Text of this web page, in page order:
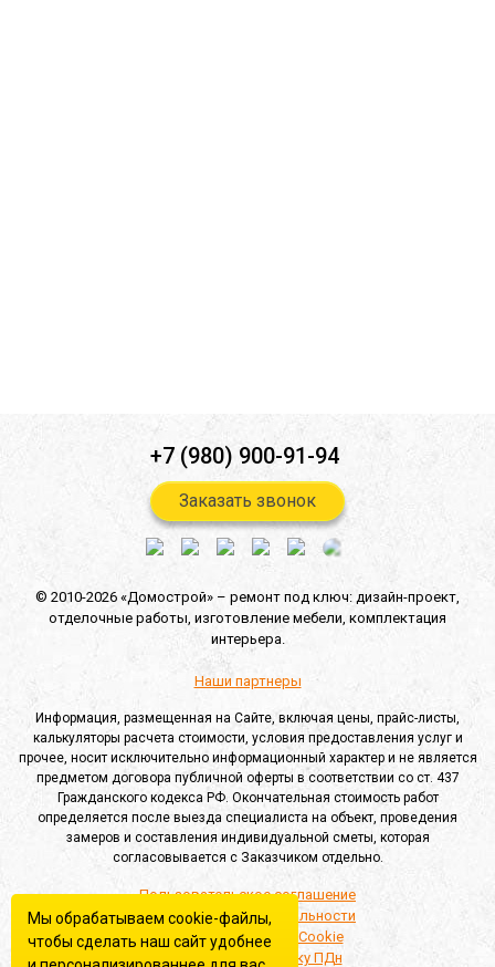
© 2010-2026 «Домострой» – ремонт под ключ: дизайн-проект,
отделочные работы, изготовление мебели, комплектация
интерьера.
Наши партнеры
+7 (980) 900-91-94
Заказать звонок
Информация, размещенная на Сайте, включая цены, прайс-листы,
калькуляторы расчета стоимости, условия предоставления услуг и
прочее, носит исключительно информационный характер и не является
предметом договора публичной оферты в соответствии со ст. 437
Гражданского кодекса РФ. Окончательная стоимость работ
определяется после выезда специалиста на объект, проведения
замеров и составления индивидуальной сметы, которая
согласовывается с Заказчиком отдельно.
Пользовательское соглашение
Политика конфиденциальности
Политика обработки Cookie
Согласие на обработку ПДн
Мы обрабатываем cookie-файлы,
чтобы сделать наш сайт удобнее